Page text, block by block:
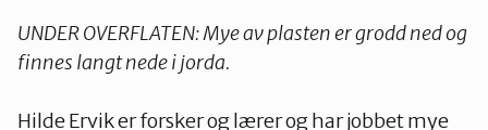
UNDER OVERFLATEN: Mye av plasten er grodd ned og
finnes langt nede i jorda.
Hilde Ervik er forsker og lærer og har jobbet mye